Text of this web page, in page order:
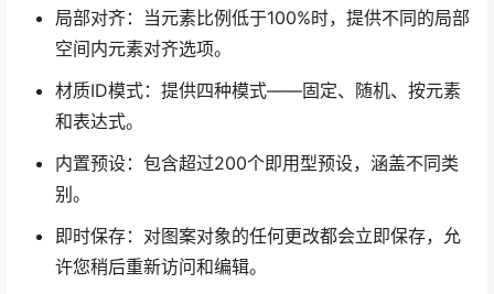
局部对齐：当元素比例低于100%时，提供不同的局部
空间内元素对齐选项。
材质ID模式：提供四种模式——固定、随机、按元素
和表达式。
内置预设：包含超过200个即用型预设，涵盖不同类
别。
即时保存：对图案对象的任何更改都会立即保存，允
许您稍后重新访问和编辑。